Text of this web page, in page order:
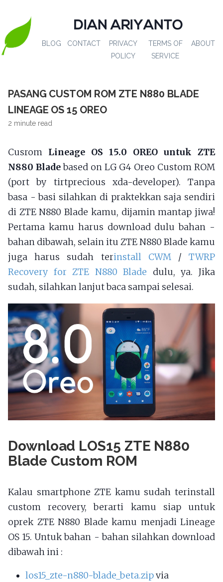
DIAN ARIYANTO
BLOG CONTACT
PRIVACY
POLICY
TERMS OF
SERVICE
ABOUT
PASANG CUSTOM ROM ZTE N880 BLADE
LINEAGE OS 15 OREO
2 minute read
Cusrom Lineage OS 15.0 OREO untuk ZTE
N880 Bladebased on LG G4 Oreo Custom ROM
(port by tirtprecious xda-developer). Tanpa
basa - basi silahkan di praktekkan saja sendiri
di ZTE N880 Blade kamu, dijamin mantap jiwa!
Pertama kamu harus download dulu bahan -
bahan dibawah, selain itu ZTE N880 Blade kamu
juga harus sudah terinstall CWM/TWRP
Recovery for ZTE N880 Blade dulu, ya. Jika
sudah, silahkan lanjut baca sampai selesai.
Download LOS15 ZTE N880
Blade Custom ROM
Kalau smartphone ZTE kamu sudah terinstall
custom recovery, berarti kamu siap untuk
oprek ZTE N880 Blade kamu menjadi Lineage
OS 15. Untuk bahan - bahan silahkan download
dibawah ini :
los15_zte-n880-blade_beta.zipvia